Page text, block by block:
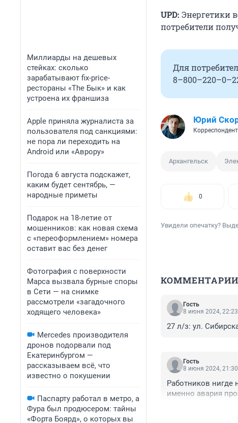
Миллиарды на дешевых
стейках: сколько
зарабатывают fix-price-
рестораны «The Бык» и как
устроена их франшиза
Apple приняла журналиста за
пользователя под санкциями:
не пора ли переходить на
Android или «Аврору»
Погода 6 августа подскажет,
каким будет сентябрь, —
народные приметы
Подарок на 18-летие от
мошенников: как новая схема
с «переоформлением» номера
оставит вас без денег
Фотография с поверхности
Марса вызвала бурные споры
в Сети — на снимке
рассмотрели «загадочного
ходящего человека»
Mercedes производителя
дронов подорвали под
Екатеринбургом —
рассказываем всё, что
известно о покушении
Паспарту работал в метро, а
Фура был продюсером: тайны
«Форта Боярд», о которых вы
UPD: Энергетики
потребители
Для
Юрий
Корреспондент
Архангельск
0
Увидели опечатку?
КОММЕНТАРИИ
Гость
8 июня 2024, 22:23
27 л/з: ул.
Гость
8 июня 2024, 21:30
Работников нигде
именно авария